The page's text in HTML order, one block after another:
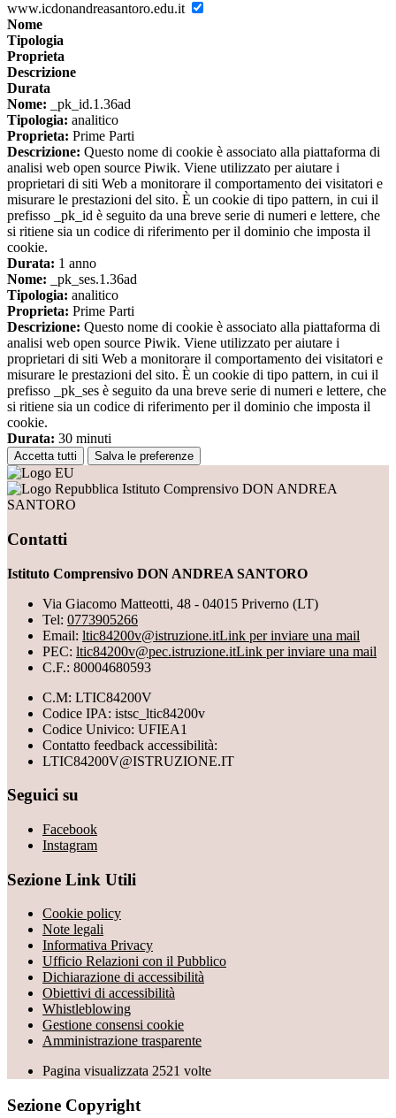
www.icdonandreasantoro.edu.it
Nome
Tipologia
Proprieta
Descrizione
Durata
Nome: _pk_id.1.36ad
Tipologia: analitico
Proprieta: Prime Parti
Descrizione: Questo nome di cookie è associato alla piattaforma di
analisi web open source Piwik. Viene utilizzato per aiutare i
proprietari di siti Web a monitorare il comportamento dei visitatori e
misurare le prestazioni del sito. È un cookie di tipo pattern, in cui il
prefisso _pk_id è seguito da una breve serie di numeri e lettere, che
si ritiene sia un codice di riferimento per il dominio che imposta il
cookie.
Durata: 1 anno
Nome: _pk_ses.1.36ad
Tipologia: analitico
Proprieta: Prime Parti
Descrizione: Questo nome di cookie è associato alla piattaforma di
analisi web open source Piwik. Viene utilizzato per aiutare i
proprietari di siti Web a monitorare il comportamento dei visitatori e
misurare le prestazioni del sito. È un cookie di tipo pattern, in cui il
prefisso _pk_ses è seguito da una breve serie di numeri e lettere, che
si ritiene sia un codice di riferimento per il dominio che imposta il
cookie.
Durata: 30 minuti
Accetta tutti Salva le preferenze
Istituto Comprensivo DON ANDREA
SANTORO
Contatti
Istituto Comprensivo DON ANDREA SANTORO
Via Giacomo Matteotti, 48 - 04015 Priverno (LT)
Tel: 0773905266
Email: ltic84200v@istruzione.itLink per inviare una mail
PEC: ltic84200v@pec.istruzione.itLink per inviare una mail
C.F.: 80004680593
C.M: LTIC84200V
Codice IPA: istsc_ltic84200v
Codice Univico: UFIEA1
Contatto feedback accessibilità:
LTIC84200V@ISTRUZIONE.IT
Seguici su
Facebook
Instagram
Sezione Link Utili
Cookie policy
Note legali
Informativa Privacy
Ufficio Relazioni con il Pubblico
Dichiarazione di accessibilità
Obiettivi di accessibilità
Whistleblowing
Gestione consensi cookie
Amministrazione trasparente
Pagina visualizzata 2521 volte
Sezione Copyright